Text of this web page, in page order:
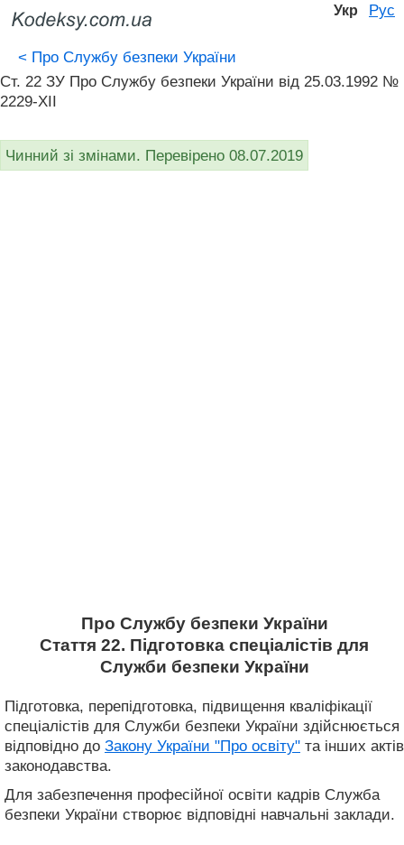
Укр Рус
< Про Службу безпеки України
Ст. 22 ЗУ Про Службу безпеки України вiд 25.03.1992 №
2229-XII
Чинний зі змінами. Перевірено 08.07.2019
Про Службу безпеки України
Стаття 22. Підготовка спеціалістів для
Служби безпеки України
Підготовка, перепідготовка, підвищення кваліфікації
спеціалістів для Служби безпеки України здійснюється
відповідно до Закону України "Про освіту" та інших актів
законодавства.
Для забезпечення професійної освіти кадрів Служба
безпеки України створює відповідні навчальні заклади.